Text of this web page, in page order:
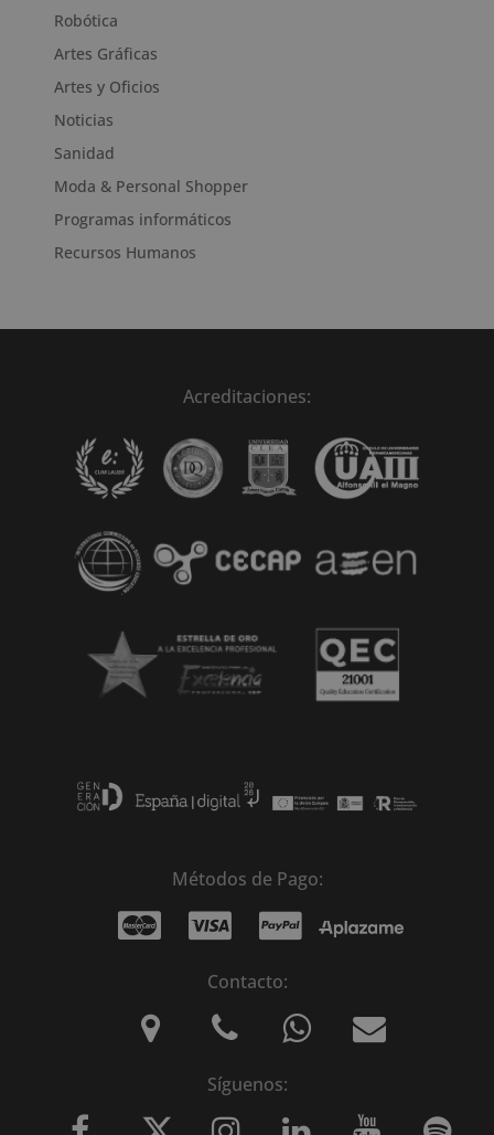
Robótica
Artes Gráficas
Artes y Oficios
Noticias
Sanidad
Moda & Personal Shopper
Programas informáticos
Recursos Humanos
Acreditaciones:
Métodos de Pago:
Contacto:
Síguenos: